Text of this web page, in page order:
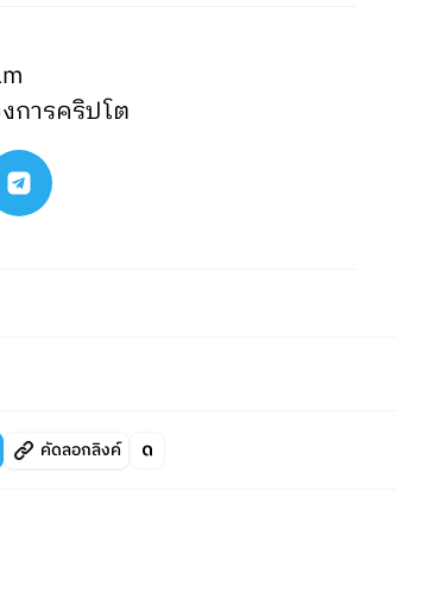
การคริปโต
คัดลอกลิงค์